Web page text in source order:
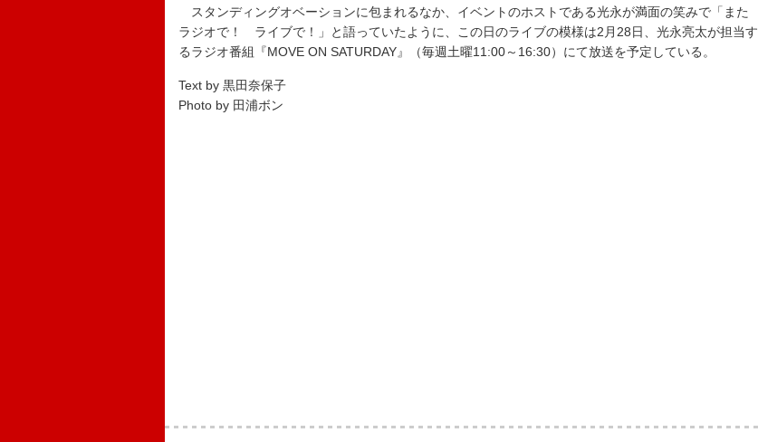
スタンディングオベーションに包まれるなか、イベントのホストである光永が満面の笑みで「また
ラジオで！ ライブで！」と語っていたように、この日のライブの模様は2月28日、光永亮太が担当す
るラジオ番組『MOVE ON SATURDAY』（毎週土曜11:00～16:30）にて放送を予定している。
Text by 黒田奈保子
Photo by 田浦ボン